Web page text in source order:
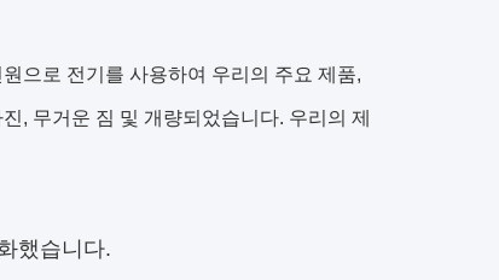
으로 전기를 사용하여 우리의 주요 제품,
, 무거운 짐 및 개량되었습니다. 우리의 제
했습니다.